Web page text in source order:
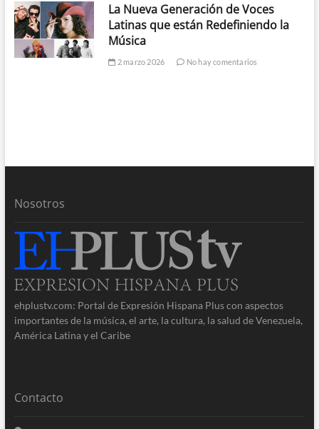
La Nueva Generación de Voces
Latinas que están Redefiniendo la
Música
2 marzo 2026 No hay comentarios
Nosotros
ehplustv.com: Portal de Expresión Hispana Plus con aspectos
importantes de la música, el arte, la cultura, la salud de Venezuela,
América Latina y el Caribe
Contacto